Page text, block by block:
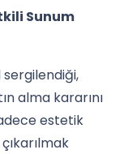
Sunum
alma kararını
estetik